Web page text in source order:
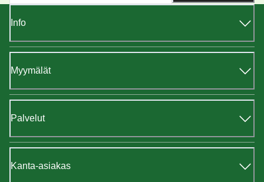
Info
Myymälät
Palvelut
Kanta-asiakas